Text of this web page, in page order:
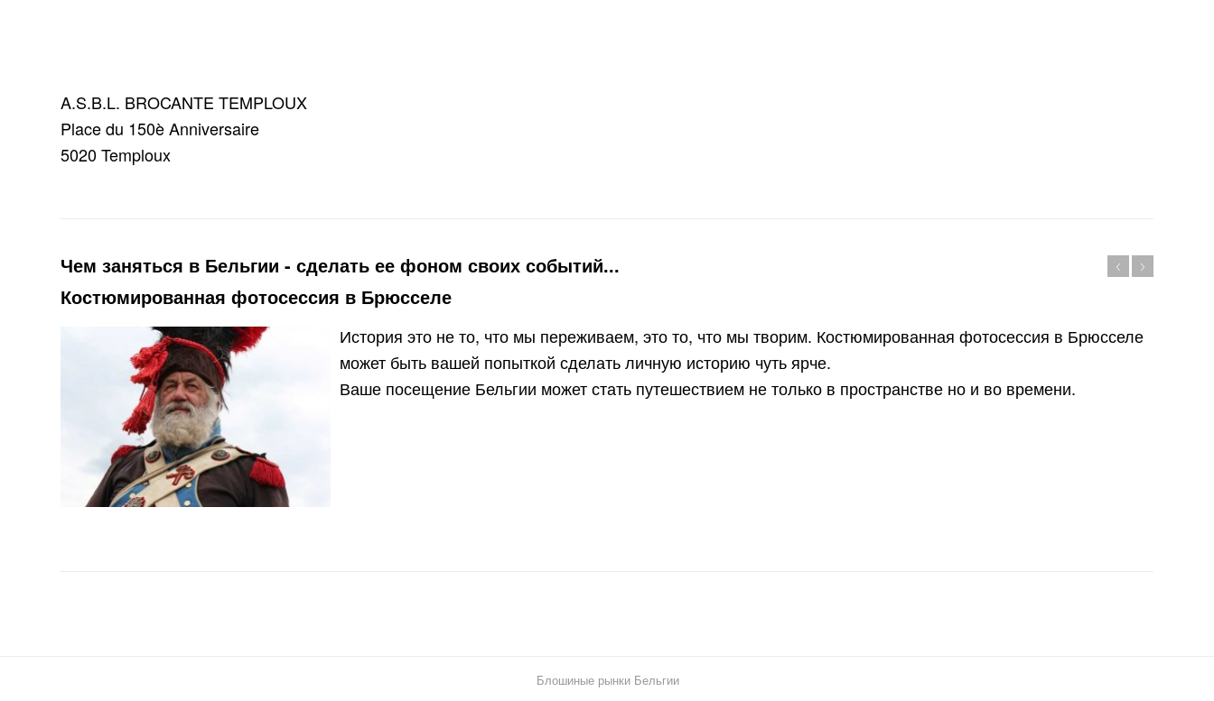
A.S.B.L. BROCANTE TEMPLOUX
Place du 150è Anniversaire
5020 Temploux
Чем заняться в Бельгии - сделать ее фоном своих событий...
Костюмированная фотосессия в Брюсселе
История это не то, что мы переживаем, это то, что мы творим. Костюмированная фотосессия в Брюсселе
может быть вашей попыткой сделать личную историю чуть ярче.
Ваше посещение Бельгии может стать путешествием не только в пространстве но и во времени.
Блошиные рынки Бельгии